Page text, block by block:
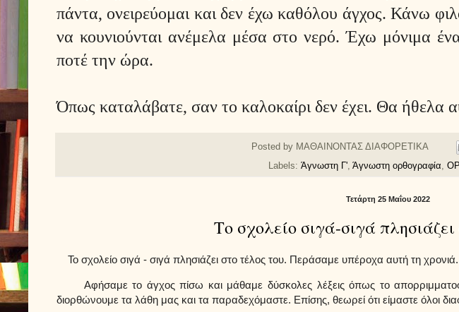
πάντα, ονειρεύομαι και δεν έχω καθόλου άγχος. Κάνω
να κουνιούνται ανέμελα μέσα στο νερό. Έχω μόνιμα
ποτέ την ώρα.
Όπως καταλάβατε, σαν το καλοκαίρι δεν έχει. Θα ήθελα
Posted by ΜΑΘΑΙΝΟΝΤΑΣ ΔΙΑΦΟΡΕΤΙΚΑ
Labels: Άγνωστη Γ', Άγνωστη ορθογραφία,
Τετάρτη 25 Μαΐου 2022
Το σχολείο σιγά-σιγά
Το σχολείο σιγά - σιγά πλησιάζει στο τέλος του. Περάσαμε υπέροχα αυτή τη χρονιά.
Αφήσαμε το άγχος πίσω και μάθαμε δύσκολες λέξεις όπως το
διορθώνουμε τα λάθη μας και τα παραδεχόμαστε. Επίσης, θεωρεί ότι είμαστε όλοι